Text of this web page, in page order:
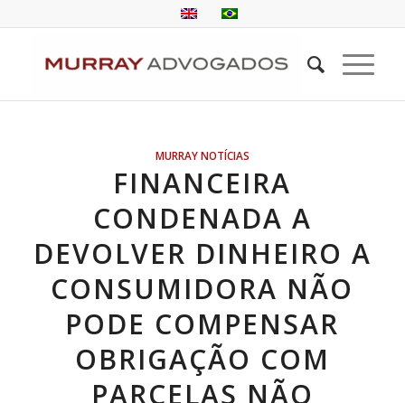
MURRAY NOTÍCIAS
FINANCEIRA
CONDENADA A
DEVOLVER DINHEIRO A
CONSUMIDORA NÃO
PODE COMPENSAR
OBRIGAÇÃO COM
PARCELAS NÃO